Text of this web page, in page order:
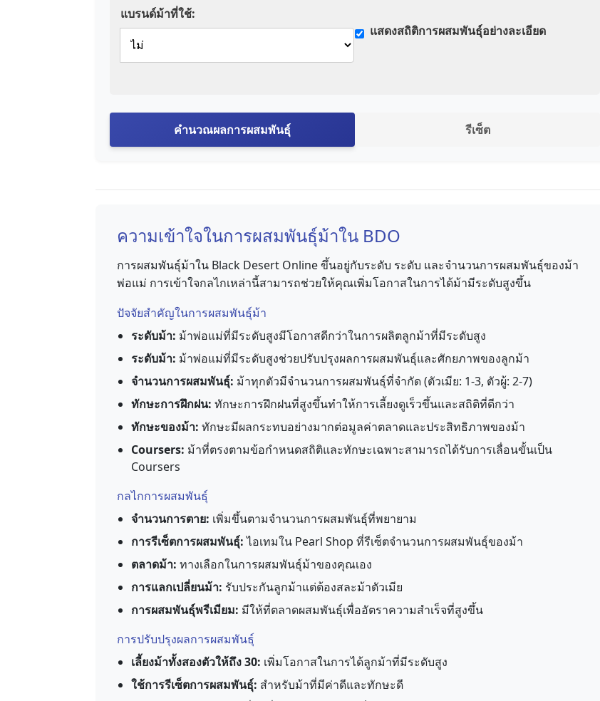
แบรนด์ม้าที่ใช้:
แสดงสถิติการผสมพันธุ์อย่างละเอียด
คำนวณผลการผสมพันธุ์ รีเซ็ต
ความเข้าใจในการผสมพันธุ์ม้าใน BDO
การผสมพันธุ์ม้าใน Black Desert Online ขึ้นอยู่กับระดับ ระดับ และจำนวนการผสมพันธุ์ของม้า
พ่อแม่ การเข้าใจกลไกเหล่านี้สามารถช่วยให้คุณเพิ่มโอกาสในการได้ม้ามีระดับสูงขึ้น
ปัจจัยสำคัญในการผสมพันธุ์ม้า
ระดับม้า: ม้าพ่อแม่ที่มีระดับสูงมีโอกาสดีกว่าในการผลิตลูกม้าที่มีระดับสูง
ระดับม้า: ม้าพ่อแม่ที่มีระดับสูงช่วยปรับปรุงผลการผสมพันธุ์และศักยภาพของลูกม้า
จำนวนการผสมพันธุ์: ม้าทุกตัวมีจำนวนการผสมพันธุ์ที่จำกัด (ตัวเมีย: 1-3, ตัวผู้: 2-7)
ทักษะการฝึกฝน: ทักษะการฝึกฝนที่สูงขึ้นทำให้การเลี้ยงดูเร็วขึ้นและสถิติที่ดีกว่า
ทักษะของม้า: ทักษะมีผลกระทบอย่างมากต่อมูลค่าตลาดและประสิทธิภาพของม้า
Coursers: ม้าที่ตรงตามข้อกำหนดสถิติและทักษะเฉพาะสามารถได้รับการเลื่อนขั้นเป็น
Coursers
กลไกการผสมพันธุ์
จำนวนการตาย: เพิ่มขึ้นตามจำนวนการผสมพันธุ์ที่พยายาม
การรีเซ็ตการผสมพันธุ์:ไอเทมใน Pearl Shop ที่รีเซ็ตจำนวนการผสมพันธุ์ของม้า
ตลาดม้า: ทางเลือกในการผสมพันธุ์ม้าของคุณเอง
การแลกเปลี่ยนม้า: รับประกันลูกม้าแต่ต้องสละม้าตัวเมีย
การผสมพันธุ์พรีเมียม: มีให้ที่ตลาดผสมพันธุ์เพื่ออัตราความสำเร็จที่สูงขึ้น
การปรับปรุงผลการผสมพันธุ์
เลี้ยงม้าทั้งสองตัวให้ถึง 30: เพิ่มโอกาสในการได้ลูกม้าที่มีระดับสูง
ใช้การรีเซ็ตการผสมพันธุ์: สำหรับม้าที่มีค่าดีและทักษะดี